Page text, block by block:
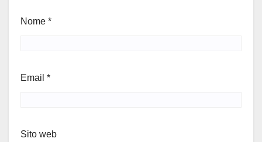
Nome *
Email *
Sito web